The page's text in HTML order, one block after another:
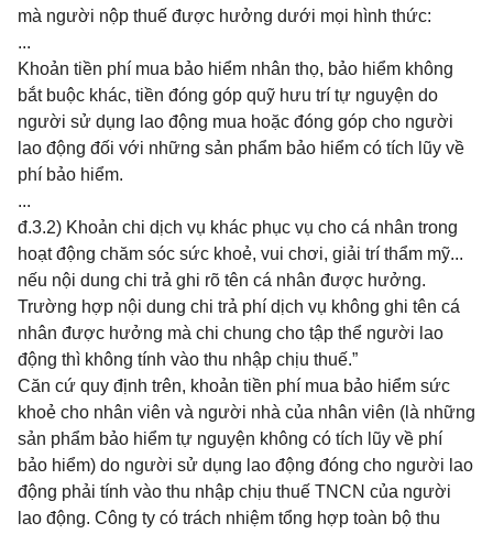
mà người nộp thuế được hưởng dưới mọi hình thức:
...
Khoản tiền phí mua bảo hiểm nhân thọ, bảo hiểm không
bắt buộc khác, tiền đóng góp quỹ hưu trí tự nguyện do
người sử dụng lao động mua hoặc đóng góp cho người
lao động đối với những sản phẩm bảo hiểm có tích lũy về
phí bảo hiểm.
...
đ.3.2) Khoản chi dịch vụ khác phục vụ cho cá nhân trong
hoạt động chăm sóc sức khoẻ, vui chơi, giải trí thẩm mỹ...
nếu nội dung chi trả ghi rõ tên cá nhân được hưởng.
Trường hợp nội dung chi trả phí dịch vụ không ghi tên cá
nhân được hưởng mà chi chung cho tập thể người lao
động thì không tính vào thu nhập chịu thuế.”
Căn cứ quy định trên, khoản tiền phí mua bảo hiểm sức
khoẻ cho nhân viên và người nhà của nhân viên (là những
sản phẩm bảo hiểm tự nguyện không có tích lũy về phí
bảo hiểm) do người sử dụng lao động đóng cho người lao
động phải tính vào thu nhập chịu thuế TNCN của người
lao động. Công ty có trách nhiệm tổng hợp toàn bộ thu